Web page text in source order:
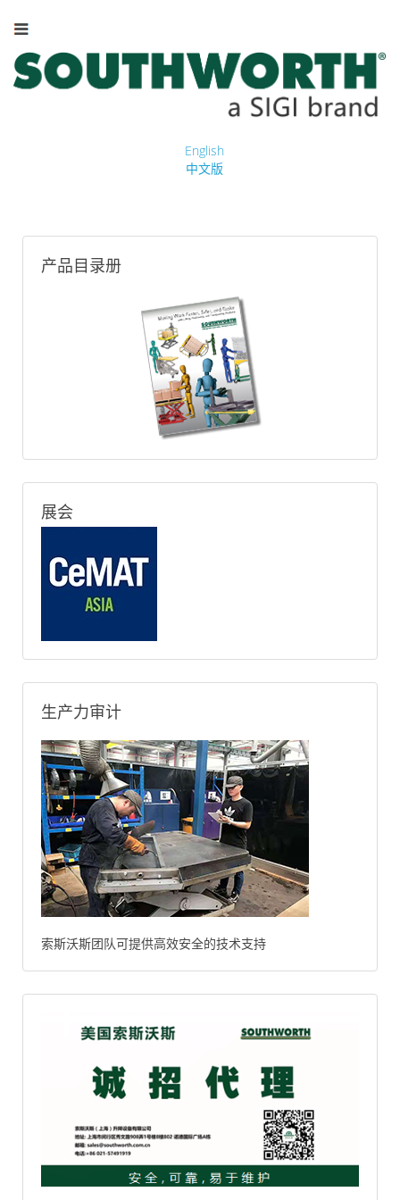
English
中文版
产品目录册
展会
生产力审计
索斯沃斯团队可提供高效安全的技术支持